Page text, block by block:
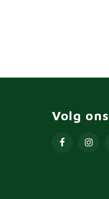
Volg ons